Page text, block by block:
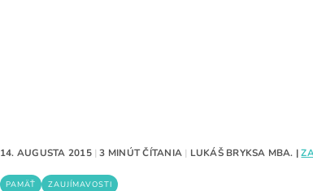
14. AUGUSTA 2015 | 3 MINÚT ČÍTANIA | LUKÁŠ BRYKSA MBA. |
PAMÄŤ ZAUJÍMAVOSTI